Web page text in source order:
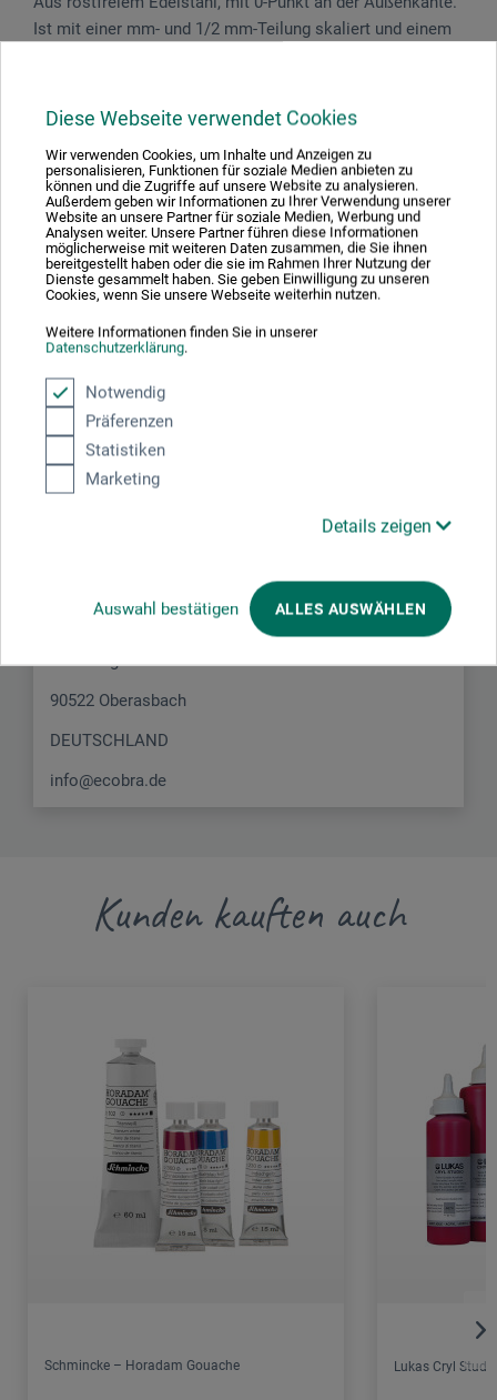
Diese Webseite verwendet Cookies
Wir verwenden Cookies, um Inhalte und Anzeigen zu
personalisieren, Funktionen für soziale Medien anbieten zu
können und die Zugriffe auf unsere Website zu analysieren.
Außerdem geben wir Informationen zu Ihrer Verwendung unserer
Website an unsere Partner für soziale Medien, Werbung und
Analysen weiter. Unsere Partner führen diese Informationen
möglicherweise mit weiteren Daten zusammen, die Sie ihnen
bereitgestellt haben oder die sie im Rahmen Ihrer Nutzung der
Dienste gesammelt haben. Sie geben Einwilligung zu unseren
Cookies, wenn Sie unsere Webseite weiterhin nutzen.
Weitere Informationen finden Sie in unserer
Datenschutzerklärung.
Notwendig
Präferenzen
Statistiken
Marketing
Details zeigen
Auswahl bestätigen ALLES AUSWÄHLEN
Ist mit einer mm- und 1/2 mm-Teilung skaliert und einem
Produktbewertungen (0)
Schreiben Sie die erste Bewertung zu diesem Produkt
Hersteller-Kontakt
Hier finden Sie die Kontaktdaten des Herstellers zu
RUMOLD & ECOBRA GmbH
90522 Oberasbach
DEUTSCHLAND
info@ecobra.de
Kunden kauften auch
Schmincke – Horadam Gouache Lukas Cryl Studio